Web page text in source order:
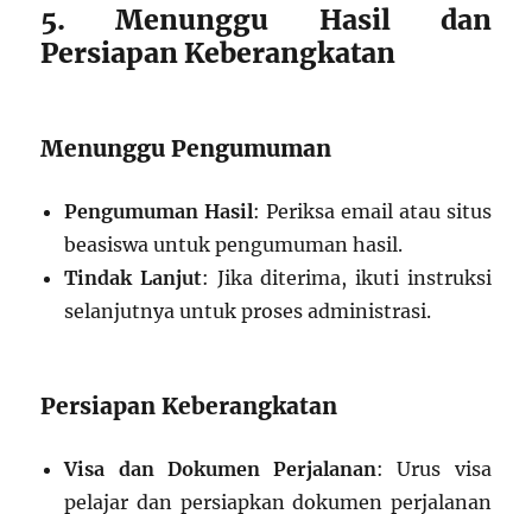
5. Menunggu Hasil dan
Persiapan Keberangkatan
Menunggu Pengumuman
Pengumuman Hasil: Periksa email atau situs
beasiswa untuk pengumuman hasil.
Tindak Lanjut: Jika diterima, ikuti instruksi
selanjutnya untuk proses administrasi.
Persiapan Keberangkatan
Visa dan Dokumen Perjalanan: Urus visa
pelajar dan persiapkan dokumen perjalanan